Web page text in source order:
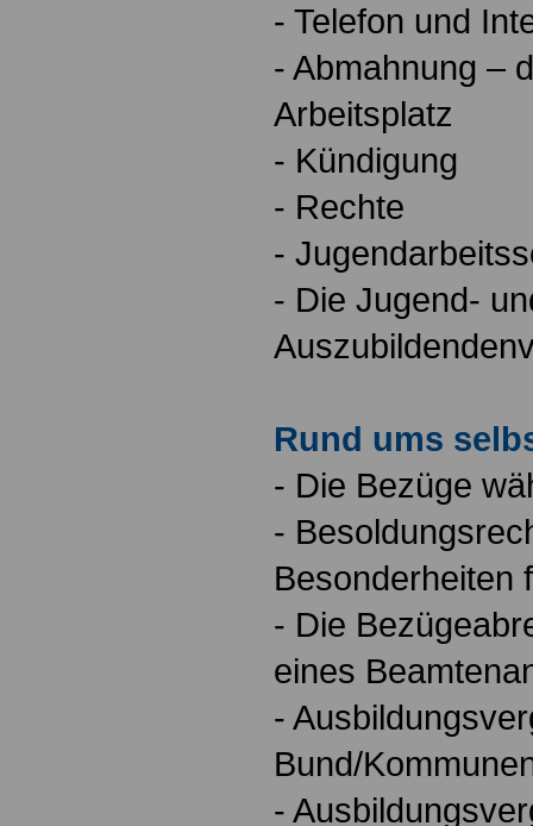
- Telefon und
- Abmahnung –
Arbeitsplatz
- Kündigung
- Rechte
-
- Die Jugend-
Rund ums
- Die Bezüge
-
Besonderheiten
- Die
eines
-
Bund/
-